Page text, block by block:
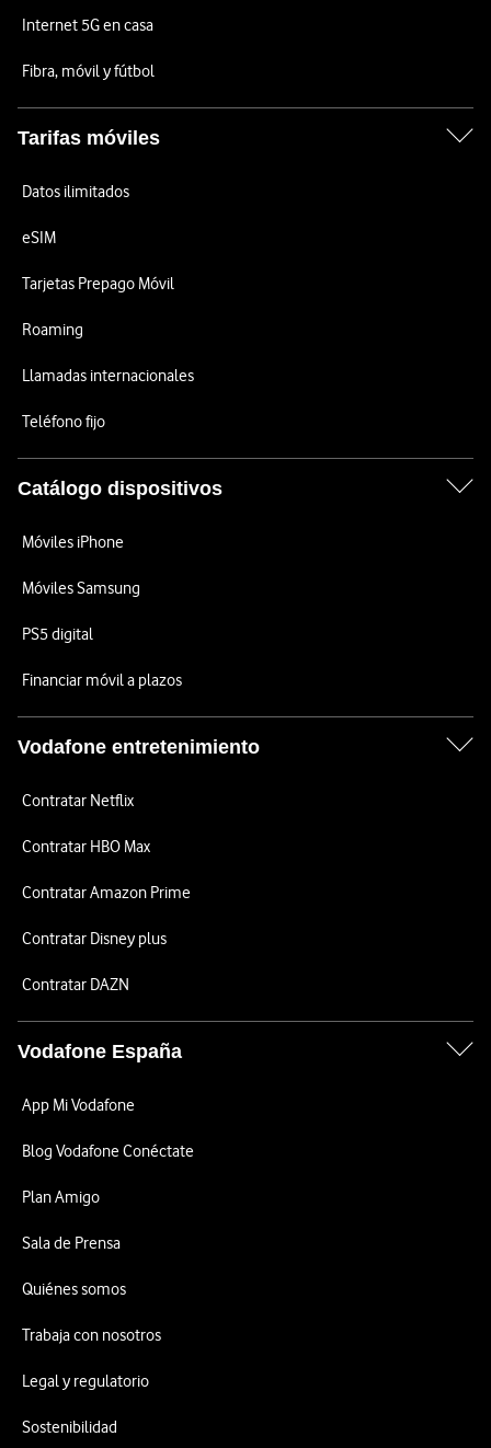
Internet 5G en casa
Fibra, móvil y fútbol
Tarifas móviles
Datos ilimitados
eSIM
Tarjetas Prepago Móvil
Roaming
Llamadas internacionales
Teléfono fijo
Catálogo dispositivos
Móviles iPhone
Móviles Samsung
PS5 digital
Financiar móvil a plazos
Vodafone entretenimiento
Contratar Netflix
Contratar HBO Max
Contratar Amazon Prime
Contratar Disney plus
Contratar DAZN
Vodafone España
App Mi Vodafone
Blog Vodafone Conéctate
Plan Amigo
Sala de Prensa
Quiénes somos
Trabaja con nosotros
Legal y regulatorio
Sostenibilidad